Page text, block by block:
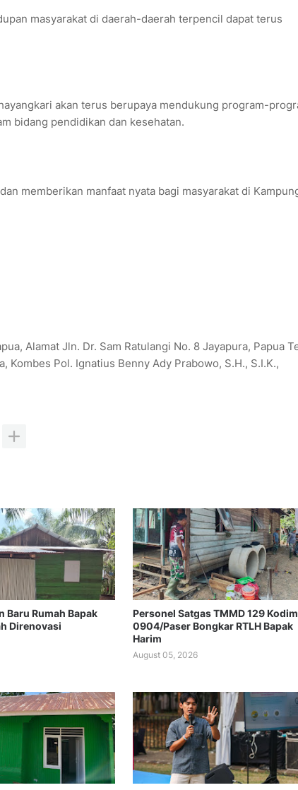
masyarakat di daerah-daerah terpencil dapat terus
akan terus berupaya mendukung program-
bidang pendidikan dan kesehatan.
memberikan manfaat nyata bagi masyarakat di
Alamat Jln. Dr. Sam Ratulangi No. 8 Jayapura, Papua
Kombes Pol. Ignatius Benny Ady Prabowo, S.H., S.I.K.,
Baru Rumah Bapak
Direnovasi
Personel Satgas TMMD 129 Kodim
0904/Paser Bongkar RTLH Bapak
Harim
August 05, 2026